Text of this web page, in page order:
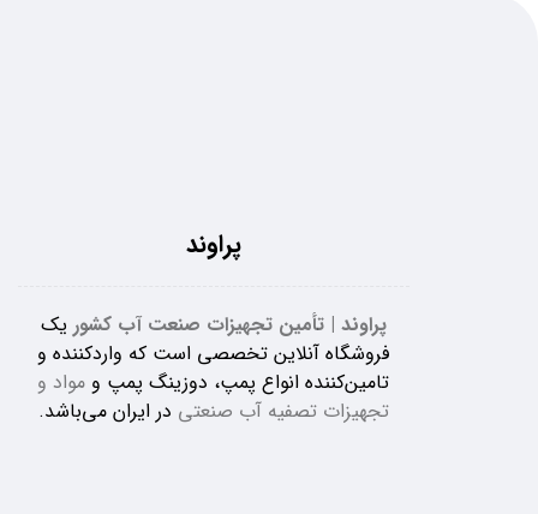
پراوند
پراوند | تأمین تجهیزات صنعت آب کشور یک
فروشگاه آنلاین تخصصی است که واردکننده و
تامین‌کننده انواع پمپ، دوزینگ پمپ و مواد و
تجهیزات تصفیه آب صنعتی در ایران می‌باشد.